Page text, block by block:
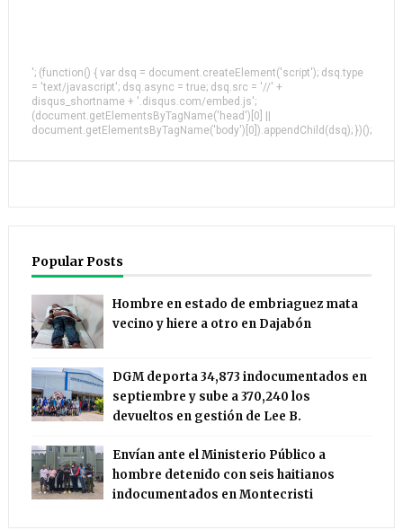
'; (function() { var dsq = document.createElement('script'); dsq.type
= 'text/javascript'; dsq.async = true; dsq.src = '//' +
disqus_shortname + '.disqus.com/embed.js';
(document.getElementsByTagName('head')[0] ||
document.getElementsByTagName('body')[0]).appendChild(dsq); })();
Popular Posts
Hombre en estado de embriaguez mata
vecino y hiere a otro en Dajabón
DGM deporta 34,873 indocumentados en
septiembre y sube a 370,240 los
devueltos en gestión de Lee B.
Envían ante el Ministerio Público a
hombre detenido con seis haitianos
indocumentados en Montecristi